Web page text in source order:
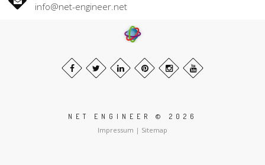
info@net-engineer.net
NET ENGINEER © 2026
Impressum | Sitemap